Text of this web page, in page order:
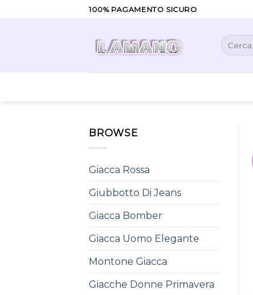
100% PAGAMENTO SICURO
Cerca:
BROWSE
Giacca Rossa
Giubbotto Di Jeans
Giacca Bomber
Giacca Uomo Elegante
Montone Giacca
Giacche Donne Primavera